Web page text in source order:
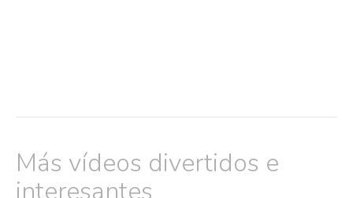
Más vídeos divertidos e
interesantes